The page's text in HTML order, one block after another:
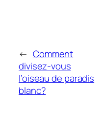
← Comment
divisez-vous
l’oiseau de paradis
blanc?